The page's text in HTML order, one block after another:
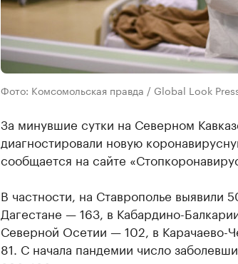
Фото: Комсомольская правда / Global Look
За минувшие сутки на Северном
диагностировали новую
сообщается на сайте
В частности, на Ставрополье выявили
Дагестане — 163, в Кабардино-
Северной Осетии — 102, в
81. С начала пандемии число